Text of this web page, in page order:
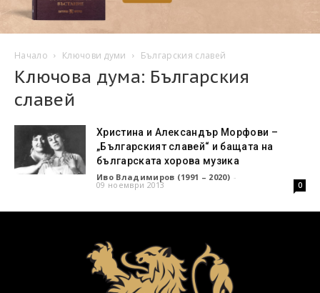
Начало Ключови думи Българския славей
Ключова дума: Българския
славей
Христина и Александър Морфови –
„Българският славей“ и бащата на
българската хорова музика
Иво Владимиров (1991 – 2020) -
09 ноември 2013 0